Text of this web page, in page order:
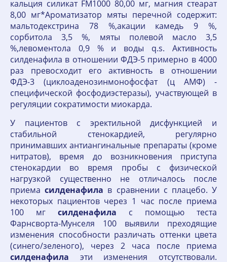
кальция силикат FM1000 80,00 мг, магния стеарат
8,00 мг*Ароматизатор мяты перечной содержит:
мальтодекстрина 78 %,акации камедь 9 %,
сорбитола 3,5 %, мяты полевой масло 3,5
%,левоментола 0,9 % и воды q.s. Активность
силденафила в отношении ФДЭ-5 примерно в 4000
раз превосходит его активность в отношении
ФДЭ-3 (циклоаденозинмонофосфат (ц АМФ) -
специфической фосфодиэстеразы), участвующей в
регуляции сократимости миокарда.
У пациентов с эректильной дисфункцией и
стабильной стенокардией, регулярно
принимавших антиангинальные препараты (кроме
нитратов), время до возникновения приступа
стенокардии во время пробы с физической
нагрузкой существенно не отличалось после
приемасилденафила в сравнении с плацебо. У
некоторых пациентов через 1 час после приема
100 мг силденафила с помощью теста
Фарнсворта-Мунселя 100 выявили преходящие
изменения способности различать оттенки цвета
(синего/зеленого), через 2 часа после приема
силденафила эти изменения отсутствовали.